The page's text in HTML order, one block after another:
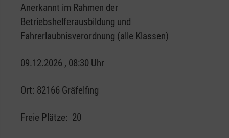
Anerkannt im Rahmen der
Betriebshelferausbildung und
Fahrerlaubnisverordnung (alle Klassen)
09.12.2026 , 08:30 Uhr
Ort: 82166 Gräfelfing
Freie Plätze: 20